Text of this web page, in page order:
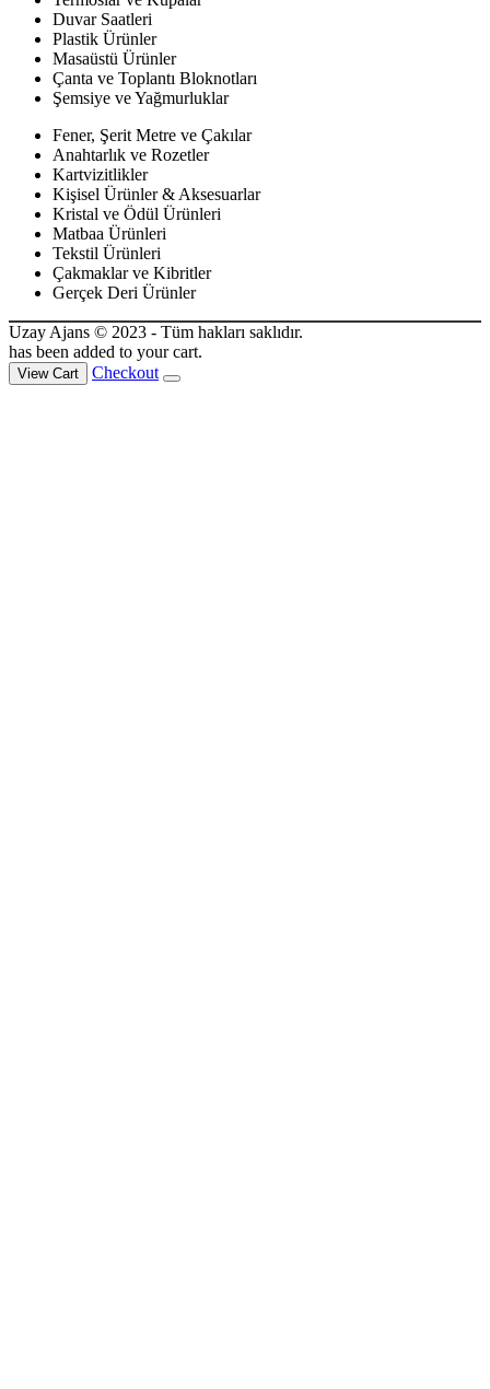
Duvar Saatleri
Plastik Ürünler
Masaüstü Ürünler
Çanta ve Toplantı Bloknotları
Şemsiye ve Yağmurluklar
Fener, Şerit Metre ve Çakılar
Anahtarlık ve Rozetler
Kartvizitlikler
Kişisel Ürünler & Aksesuarlar
Kristal ve Ödül Ürünleri
Matbaa Ürünleri
Tekstil Ürünleri
Çakmaklar ve Kibritler
Gerçek Deri Ürünler
Uzay Ajans © 2023 - Tüm hakları saklıdır.
has been added to your cart.
View Cart Checkout